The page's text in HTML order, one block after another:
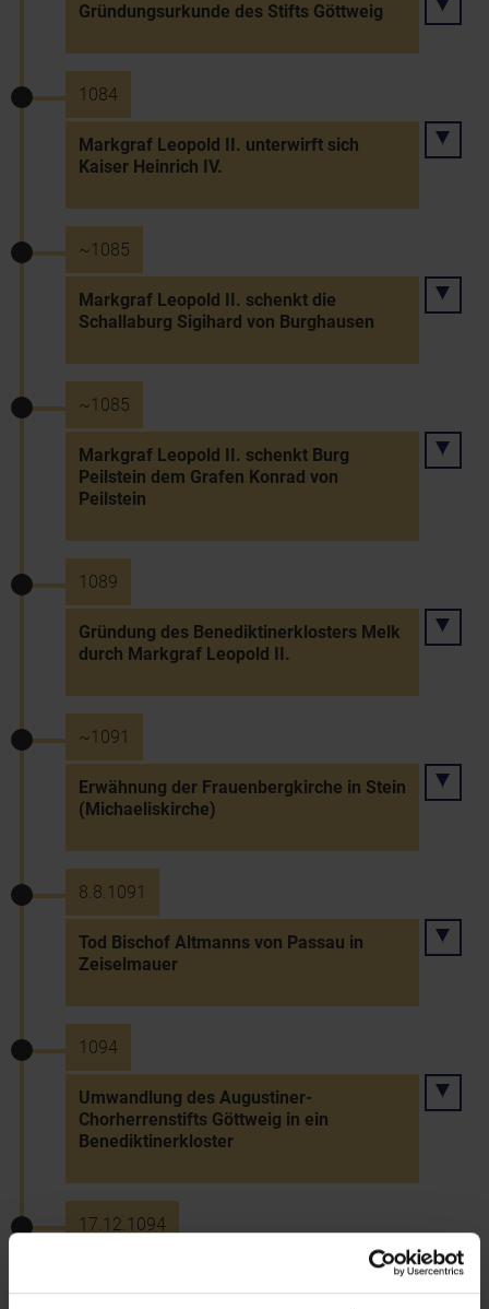
Gründungsurkunde des Stifts Göttweig
1084
Markgraf Leopold II. unterwirft sich
Kaiser Heinrich IV.
~1085
Markgraf Leopold II. schenkt die
Schallaburg Sigihard von Burghausen
~1085
Markgraf Leopold II. schenkt Burg
Peilstein dem Grafen Konrad von
Peilstein
1089
Gründung des Benediktinerklosters Melk
durch Markgraf Leopold II.
~1091
Erwähnung der Frauenbergkirche in Stein
(Michaeliskirche)
8.8.1091
Tod Bischof Altmanns von Passau in
Zeiselmauer
1094
Umwandlung des Augustiner-
Chorherrenstifts Göttweig in ein
Benediktinerkloster
17.12.1094
Große Formbacher Güterschenkung im
Pittener Gebiet an das Kloster